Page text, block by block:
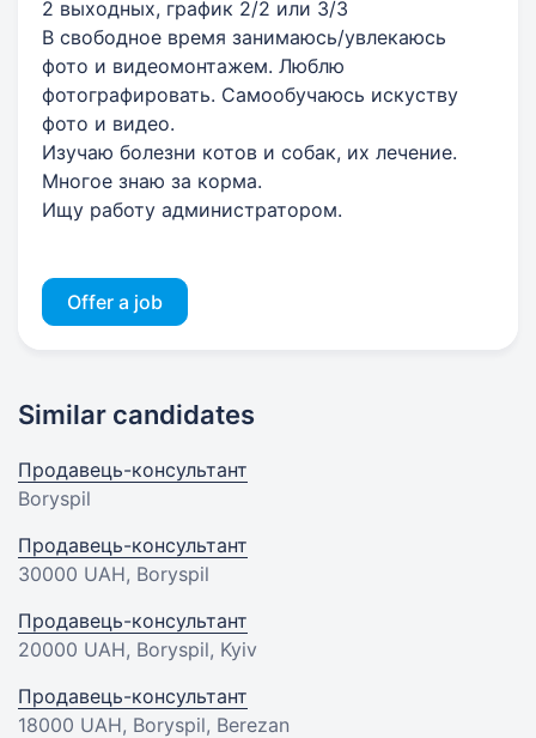
2 выходных, график 2/2 или 3/3
В свободное время занимаюсь/увлекаюсь
фото и видеомонтажем. Люблю
фотографировать. Самообучаюсь искуству
фото и видео.
Изучаю болезни котов и собак, их лечение.
Многое знаю за корма.
Ищу работу администратором.
Offer a job
Similar candidates
Продавець-консультант
Boryspil
Продавець-консультант
30000 UAH, Boryspil
Продавець-консультант
20000 UAH, Boryspil, Kyiv
Продавець-консультант
18000 UAH, Boryspil, Berezan